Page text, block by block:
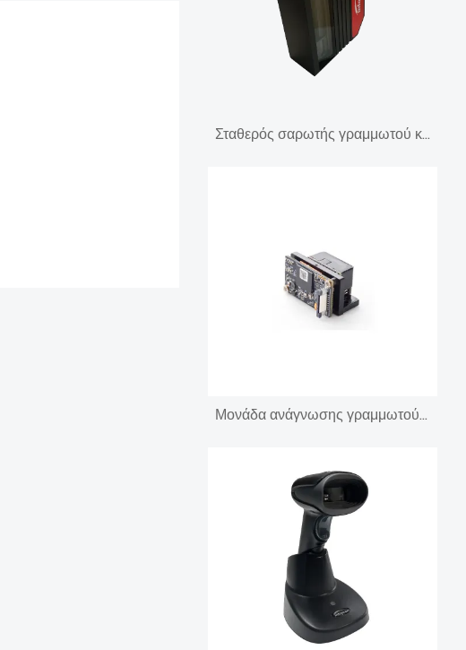
Σταθερός σαρωτής γραμμωτού κώδικα υψηλής ταχύτητας 1D σειράς MV40
Μονάδα ανάγνωσης γραμμωτού κώδικα 1D 2D Ερευνητής